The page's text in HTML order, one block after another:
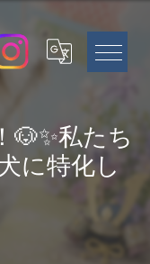
🐶✨私たち
に特化し